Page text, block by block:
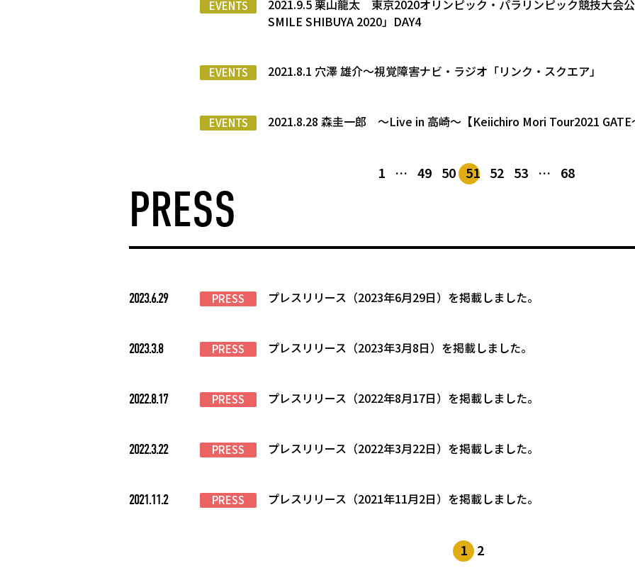
EVENTS
2021.9.5 栗山龍太 東京2020オリンピック・パラリンピック競技大会
SMILE SHIBUYA 2020」DAY4
EVENTS 2021.8.1 穴澤 雄介～視覚障害ナビ・ラジオ「リンク・スクエア」
EVENTS 2021.8.28 森圭一郎 ～Live in 高崎～【Keiichiro Mori Tour2021 GATE
1 … 49 50 51 52 53 … 68
PRESS
2023.6.29 PRESS プレスリリース（2023年6月29日）を掲載しました。
2023.3.8 PRESS プレスリリース（2023年3月8日）を掲載しました。
2022.8.17 PRESS プレスリリース（2022年8月17日）を掲載しました。
2022.3.22 PRESS プレスリリース（2022年3月22日）を掲載しました。
2021.11.2 PRESS プレスリリース（2021年11月2日）を掲載しました。
1 2